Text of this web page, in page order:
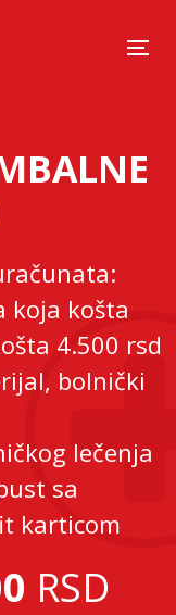
koja košta
4.500 rsd
bolnički
lečenja
sa
karticom
RSD